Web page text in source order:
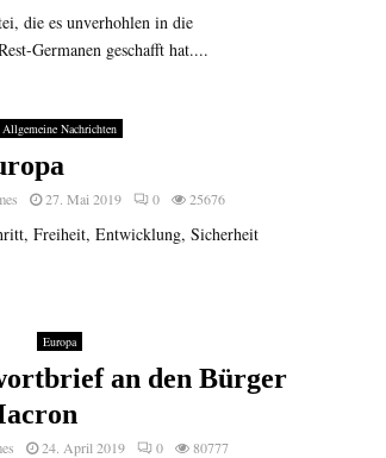
die es unverhohlen in die
Germanen geschafft hat....
Allgemeine Nachrichten
27. Mai 2019 0 25676
Freiheit, Entwicklung, Sicherheit
Europa
an den Bürger
24. April 2019 0 80777